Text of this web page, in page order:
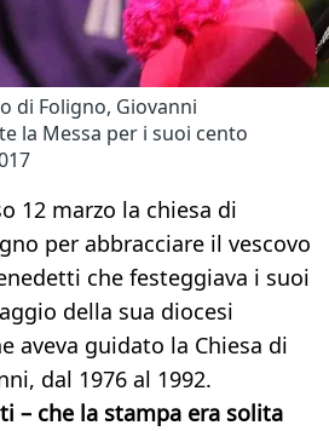
di Foligno, Giovanni
la Messa per i suoi cento
12 marzo la chiesa di
per abbracciare il vescovo
che festeggiava i suoi
della sua diocesi
aveva guidato la Chiesa di
dal 1976 al 1992.
– che la stampa era solita